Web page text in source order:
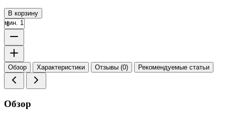
В корзину
мин. 1
Обзор Характеристики Отзывы (0) Рекомендуемые статьи
Обзор